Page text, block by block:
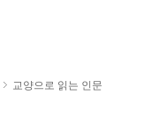
교양으로 읽는 인문